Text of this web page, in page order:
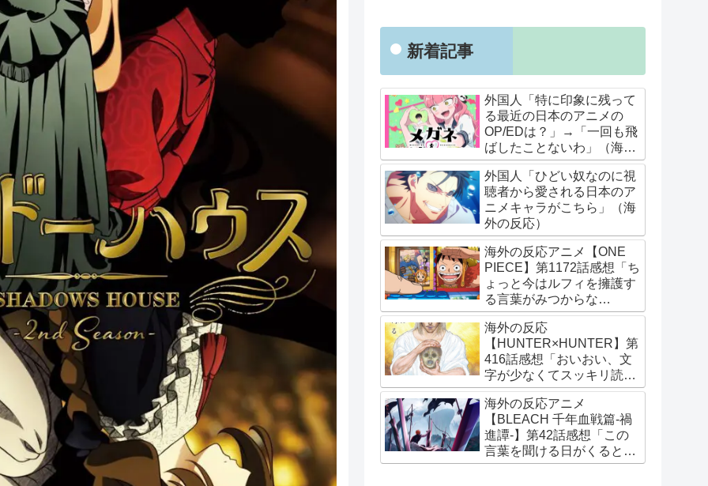
新着記事
外国人「特に印象に残って
る最近の日本のアニメの
OP/EDは？」→「一回も飛
ばしたことないわ」（海外
の反応）
外国人「ひどい奴なのに視
聴者から愛される日本のア
ニメキャラがこちら」（海
外の反応）
海外の反応アニメ【ONE
PIECE】第1172話感想「ち
ょっと今はルフィを擁護す
る言葉がみつからな
い･･･」
海外の反応
【HUNTER×HUNTER】第
416話感想「おいおい、文
字が少なくてスッキリ読め
るぞ！！」
海外の反応アニメ
【BLEACH 千年血戦篇-禍
進譚-】第42話感想「この
言葉を聞ける日がくると
は･･･夢みたいだ」